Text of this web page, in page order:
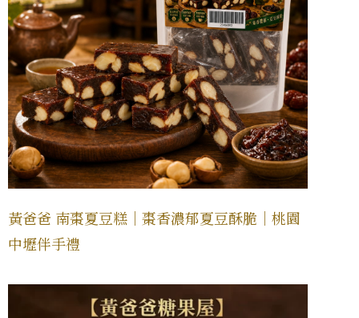
黃爸爸 南棗夏豆糕｜棗香濃郁夏豆酥脆｜桃園
中壢伴手禮